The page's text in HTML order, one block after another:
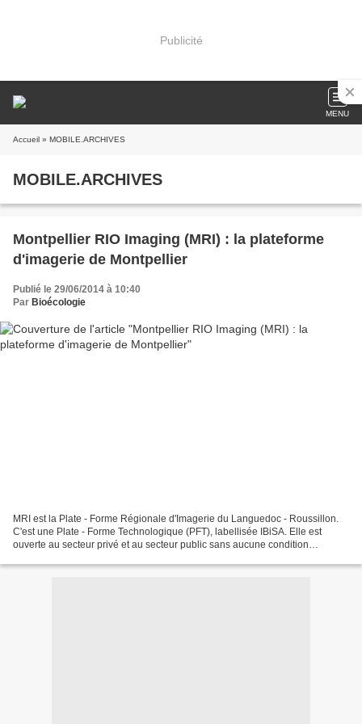
Publicité
MENU
Accueil » MOBILE.ARCHIVES
MOBILE.ARCHIVES
Montpellier RIO Imaging (MRI) : la plateforme
d'imagerie de Montpellier
Publié le 29/06/2014 à 10:40
Par Bioécologie
MRI est la Plate - Forme Régionale d'Imagerie du Languedoc - Roussillon.
C'est une Plate - Forme Technologique (PFT), labellisée IBiSA. Elle est
ouverte au secteur privé et au secteur public sans aucune condition